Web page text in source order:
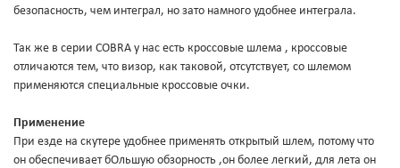
безопасность, чем интеграл, но зато намного удобнее интеграла.
Так же в серии COBRA у нас есть кроссовые шлема , кроссовые
отличаются тем, что визор, как таковой, отсутствует, со шлемом
применяются специальные кроссовые очки.
Применение
При езде на скутере удобнее применять открытый шлем, потому что
он обеспечивает бОльшую обзорность ,он более легкий, для лета он